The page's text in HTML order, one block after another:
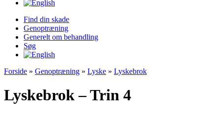
Find din skade
Genoptræning
Generelt om behandling
Søg
Forside » Genoptræning » Lyske » Lyskebrok
Lyskebrok – Trin 4